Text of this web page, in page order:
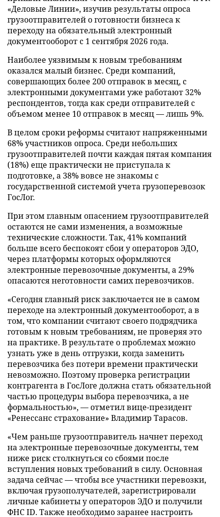
«Деловые Линии», изучив результаты опроса
грузоотправителей о готовности бизнеса к
переходу на обязательный электронный
документооборот с 1 сентября 2026 года.
Наиболее уязвимым к новым требованиям
оказался малый бизнес. Среди компаний,
совершающих более 200 отправок в месяц, с
электронными документами уже работают 32%
респондентов, тогда как среди отправителей с
объемом менее 10 отправок в месяц — лишь 9%.
В целом сроки реформы считают напряженными
68% участников опроса. Среди небольших
грузоотправителей почти каждая пятая компания
(18%) еще практически не приступала к
подготовке, а 38% вовсе не знакомы с
государственной системой учета грузоперевозок
ГосЛог.
При этом главным опасением грузоотправителей
остаются не сами изменения, а возможные
технические сложности. Так, 41% компаний
больше всего беспокоят сбои у операторов ЭДО,
через платформы которых оформляются
электронные перевозочные документы, а 29%
опасаются неготовности самих перевозчиков.
«Сегодня главный риск заключается не в самом
переходе на электронный документооборот, а в
том, что компании считают своего подрядчика
готовым к новым требованиям, не проверяя это
на практике. В результате о проблемах можно
узнать уже в день отгрузки, когда заменить
перевозчика без потери времени практически
невозможно. Поэтому проверка регистрации
контрагента в ГосЛоге должна стать обязательной
частью процедуры выбора перевозчика, а не
формальностью», — отметил вице-президент
«Ренессанс страхование» Владимир Тарасов.
«Чем раньше грузоотправитель начнет переход
на электронные перевозочные документы, тем
ниже риск столкнуться со сбоями после
вступления новых требований в силу. Основная
задача сейчас — чтобы все участники перевозки,
включая грузополучателей, зарегистрировали
личные кабинеты у операторов ЭДО и получили
ФНС ID. Также необходимо заранее настроить